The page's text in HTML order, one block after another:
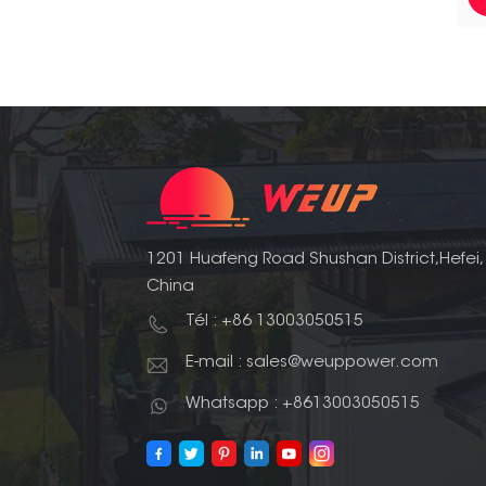
1201 Huafeng Road Shushan District,Hefei,
China
Tél : +86 13003050515
E-mail : sales@weuppower.com
Whatsapp : +8613003050515